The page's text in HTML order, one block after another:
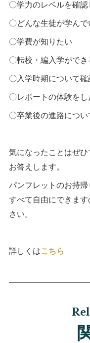
〇学力のレベルを確認
〇どんな生徒が学ん
〇学費が知りたい
〇転校・編入学がで
〇入学時期について
〇レポートの体験をし
〇卒業後の進路につ
気になったことはぜ
お答えします。
パンフレットのお持
すべて自由にできま
さい。
詳しくはこちら